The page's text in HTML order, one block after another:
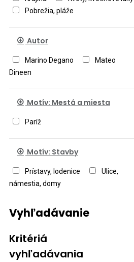
Pobrežia, pláže
Autor
Marino Degano
Mateo
Dineen
Motív: Mestá a miesta
Paríž
Motív: Stavby
Prístavy, lodenice
Ulice,
námestia, domy
Vyhľadávanie
Kritériá
vyhľadávania